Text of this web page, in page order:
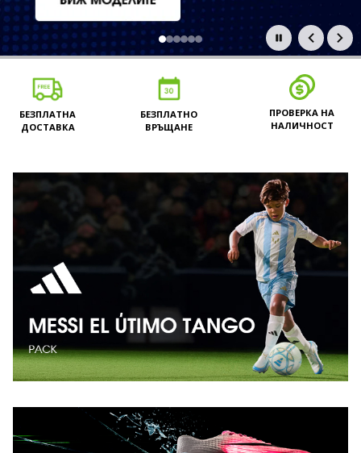
БЕЗПЛАТНА
ДОСТАВКА
БЕЗПЛАТНО
ВРЪЩАНЕ
ПРОВЕРКА НА
НАЛИЧНОСТ